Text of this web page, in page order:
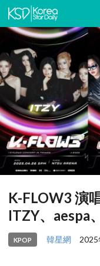
K-FLOW3 演
ITZY、aespa
KPOP 韓星網